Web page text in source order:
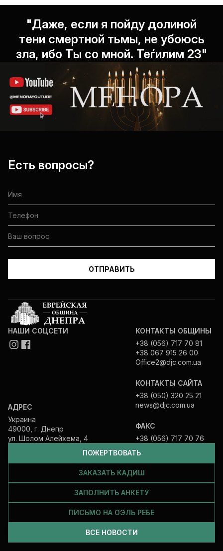
"Даже, если я пойду долиной
тени смертной тьмы, не убоюсь
зла, ибо Ты со мной. Теѓилим 23"
Есть вопросы?
ПОЖЕРТВОВАТЬ
ЗАКАЗАТЬ КАДИШ
ЗАПОЛНИТЬ АНКЕТУ
ПИСЬМО НА ОЭЛЬ РЕБЕ
ВСЕ НОВОСТИ
НАШИ СОЦСЕТИ
АДРЕС
Украина
49000, г. Днепр
ул. Шолом Алейхема, 4
КОНТАКТЫ ОБЩИНЫ
+38 (056) 717 70 81
+38 067 915 26 00
Office2@djc.com.ua
КОНТАКТЫ САЙТА
+38 (050) 320 25 21
news@djc.com.ua
ФАКС
+38 (056) 717 70 76